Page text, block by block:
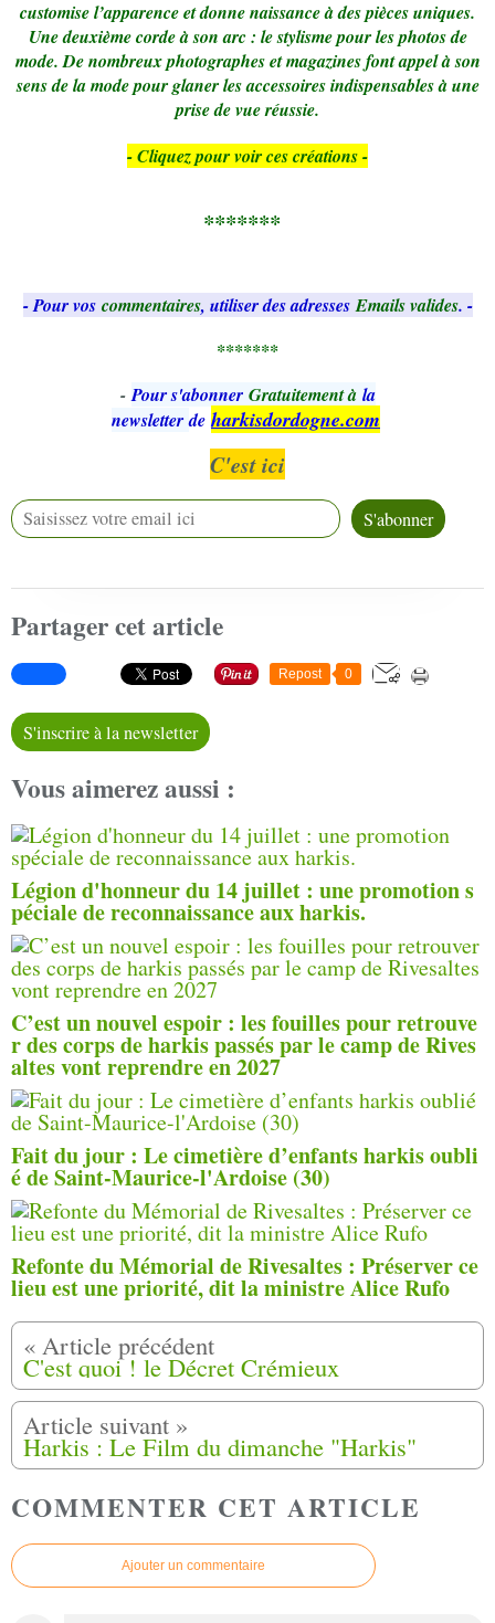
customise l’apparence et donne naissance à des pièces uniques.
Une deuxième corde à son arc : le stylisme pour les photos de
mode. De nombreux photographes et magazines font appel à son
sens de la mode pour glaner les accessoires indispensables à une
prise de vue réussie.
- Cliquez pour voir ces créations -
*******
- Pour vos commentaires, utiliser des adressesEmails valides. -
*******
- Pour s'abonner Gratuitement à la
newsletter de harkisdordogne.com
C'est ici
Partager cet article
Repost 0
S'inscrire à la newsletter
Vous aimerez aussi :
Légion d'honneur du 14 juillet : une promotion s
péciale de reconnaissance aux harkis.
C’est un nouvel espoir : les fouilles pour retrouve
r des corps de harkis passés par le camp de Rives
altes vont reprendre en 2027
Fait du jour : Le cimetière d’enfants harkis oubli
é de Saint-Maurice-l'Ardoise (30)
Refonte du Mémorial de Rivesaltes : Préserver ce
lieu est une priorité, dit la ministre Alice Rufo
C'est quoi ! le Décret Crémieux
Harkis : Le Film du dimanche "Harkis"
COMMENTER CET ARTICLE
Ajouter un commentaire